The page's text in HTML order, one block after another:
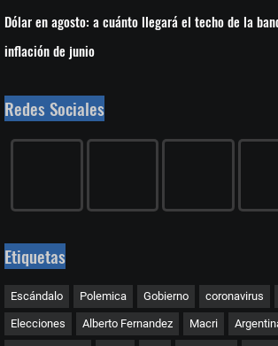
Dólar en agosto: a cuánto llegará el techo de la
inflación de junio
Redes Sociales
Etiquetas
Escándalo Polemica Gobierno coronavirus
Elecciones Alberto Fernandez Macri